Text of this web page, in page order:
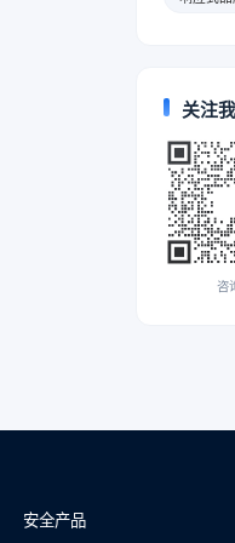
关注
咨
安全产品